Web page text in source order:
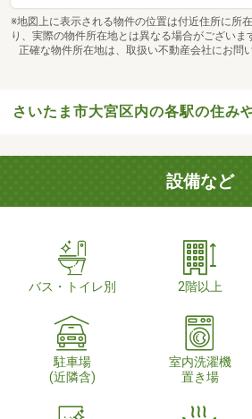
※地図上に表示される物件の位置は付近住所に所
り、実際の物件所在地とは異なる場合がございま
正確な物件所在地は、取扱い不動産会社にお問
さいたま市大宮区内の各駅の住み
設備など
バス・トイレ別 2階以上
駐車場
(近隣含)
室内洗濯機
置き場